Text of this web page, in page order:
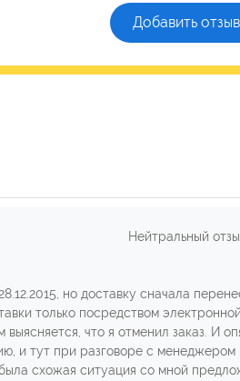
Добавить отзыв
Нейтральный
но доставку сначала
только посредством электронной
что я отменил заказ. И
и тут при разговоре с менеджером
схожая ситуация со мной